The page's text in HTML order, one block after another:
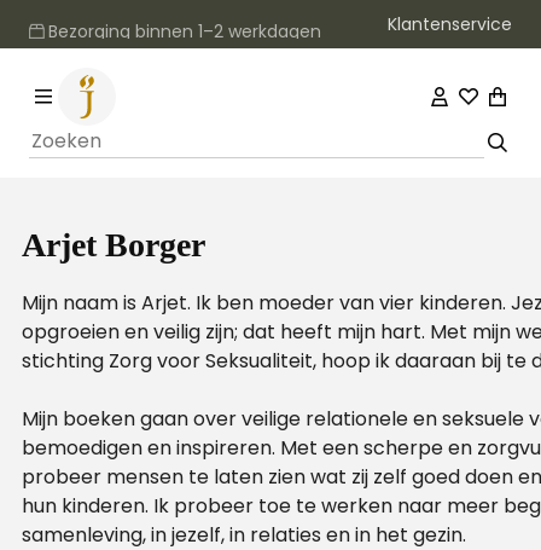
Bezorging binnen 1–2 werkdagen Klantenservice
Arjet Borger
Mijn naam is Arjet. Ik ben moeder van vier kinderen.
opgroeien en veilig zijn; dat heeft mijn hart. Met mijn
stichting Zorg voor Seksualiteit, hoop ik daaraan bij te
Mijn boeken gaan over veilige relationele en seksuele
bemoedigen en inspireren. Met een scherpe en
probeer mensen te laten zien wat zij zelf goed doen
hun kinderen. Ik probeer toe te werken naar meer
samenleving, in jezelf, in relaties en in het gezin.